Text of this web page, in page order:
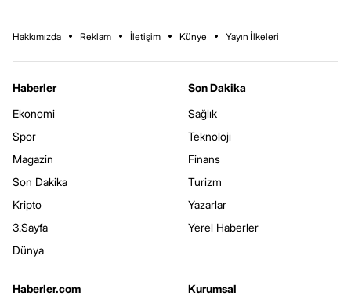
Hakkımızda Reklam İletişim Künye Yayın İlkeleri
Haberler
Ekonomi
Spor
Magazin
Son Dakika
Kripto
3.Sayfa
Dünya
Son Dakika
Sağlık
Teknoloji
Finans
Turizm
Yazarlar
Yerel Haberler
Haberler.com
Kurumsal